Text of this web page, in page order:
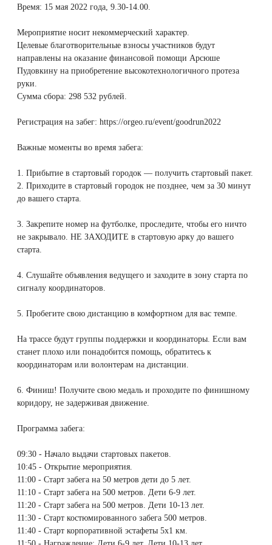
Время: 15 мая 2022 года, 9.30-14.00.
Мероприятие носит некоммерческий характер.
Целевые благотворительные взносы участников будут
направлены на оказание финансовой помощи Арсюше
Пудовкину на приобретение высокотехнологичного протеза
руки.
Сумма сбора: 298 532 рублей.
Регистрация на забег: https://orgeo.ru/event/goodrun2022
Важные моменты во время забега:
1. Прибытие в стартовый городок — получить стартовый пакет.
2. Приходите в стартовый городок не позднее, чем за 30 минут
до вашего старта.
3. Закрепите номер на футболке, проследите, чтобы его ничто
не закрывало. НЕ ЗАХОДИТЕ в стартовую арку до вашего
старта.
4. Слушайте объявления ведущего и заходите в зону старта по
сигналу координаторов.
5. Пробегите свою дистанцию в комфортном для вас темпе.
На трассе будут группы поддержки и координаторы. Если вам
станет плохо или понадобится помощь, обратитесь к
координаторам или волонтерам на дистанции.
6. Финиш! Получите свою медаль и проходите по финишному
коридору, не задерживая движение.
Программа забега:
09:30 - Начало выдачи стартовых пакетов.
10:45 - Открытие мероприятия.
11:00 - Старт забега на 50 метров дети до 5 лет.
11:10 - Старт забега на 500 метров. Дети 6-9 лет.
11:20 - Старт забега на 500 метров. Дети 10-13 лет.
11:30 - Старт костюмированного забега 500 метров.
11:40 - Старт корпоративной эстафеты 5х1 км.
Лечение прыщей (угревой сыпи)
Лечение гиперпигментации
Удаление веснушек
Удаление сосудистых звездочек
Удаление винного пятна
Лечение псориаза
Удаление рубцов
Лазерное лечение постакне
Омоложение QOOLGLOW
QOOL- омоложение
Карбоновый пилинг
Лазерное лечение ринофимы
Лазерное лечение розацеа
Интимное лазерное омоложение
Therapy Pulse
Фотодинамическая терапия HELEO™
Удалить носогубные складки
Удалить перманентный макияж
Удалить рубцы
Поднять брови
Молодую и увлажнённую кожу вокруг глаз
Вылечить расширенные поры
Остановить выпадение волос
Сделать педикюр
Купить сертификат
Купить абонемент